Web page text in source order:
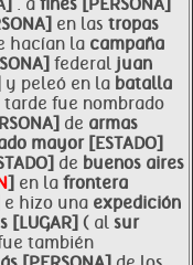
. a fines [PERSONA]
en las tropas
hacían la campaña
federal juan
y peleó en la batalla
tarde fue nombrado
de armas
mayor [ESTADO]
de buenos aires
] en la frontera
e hizo una expedición
[LUGAR] ( al sur
también